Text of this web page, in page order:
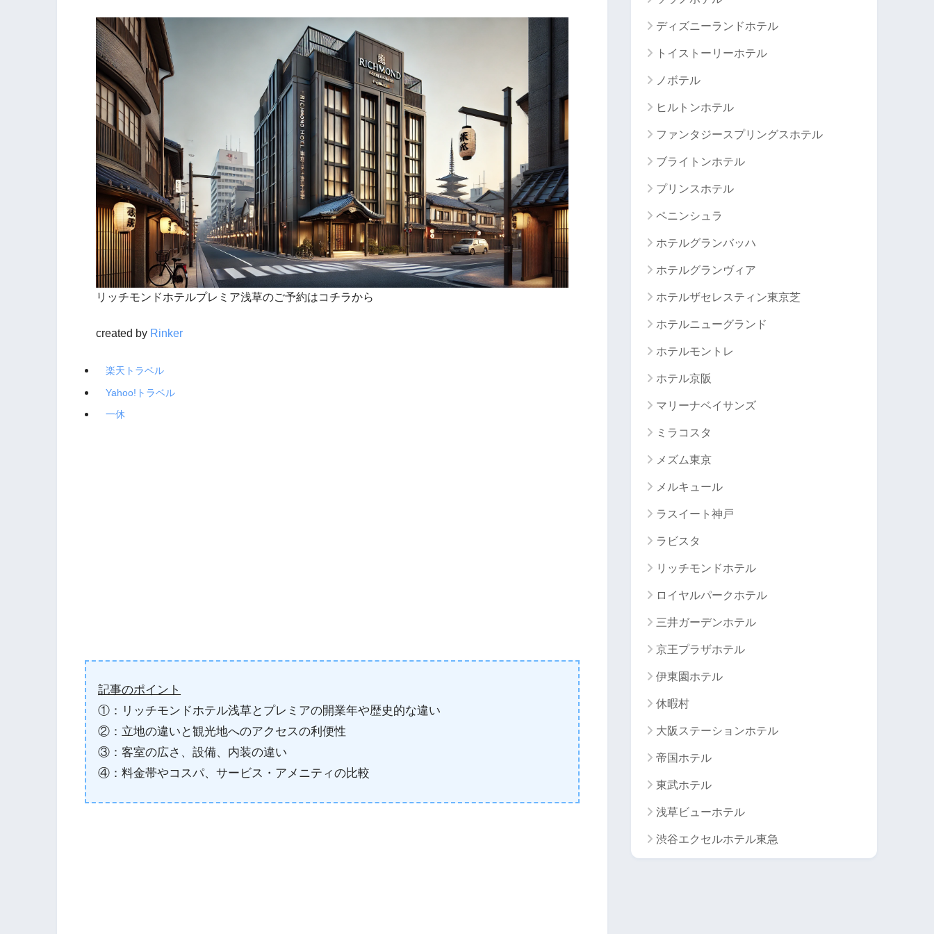
リッチモンドホテルプレミア浅草のご予約はコチラから
created by Rinker
楽天トラベル
Yahoo!トラベル
一休
記事のポイント
①：リッチモンドホテル浅草とプレミアの開業年や歴史的な違い
②：立地の違いと観光地へのアクセスの利便性
③：客室の広さ、設備、内装の違い
④：料金帯やコスパ、サービス・アメニティの比較
ディズニーランドホテル
トイストーリーホテル
ノボテル
ヒルトンホテル
ファンタジースプリングスホテル
ブライトンホテル
プリンスホテル
ペニンシュラ
ホテルグランバッハ
ホテルグランヴィア
ホテルザセレスティン東京芝
ホテルニューグランド
ホテルモントレ
ホテル京阪
マリーナベイサンズ
ミラコスタ
メズム東京
メルキュール
ラスイート神戸
ラビスタ
リッチモンドホテル
ロイヤルパークホテル
三井ガーデンホテル
京王プラザホテル
伊東園ホテル
休暇村
大阪ステーションホテル
帝国ホテル
東武ホテル
浅草ビューホテル
渋谷エクセルホテル東急